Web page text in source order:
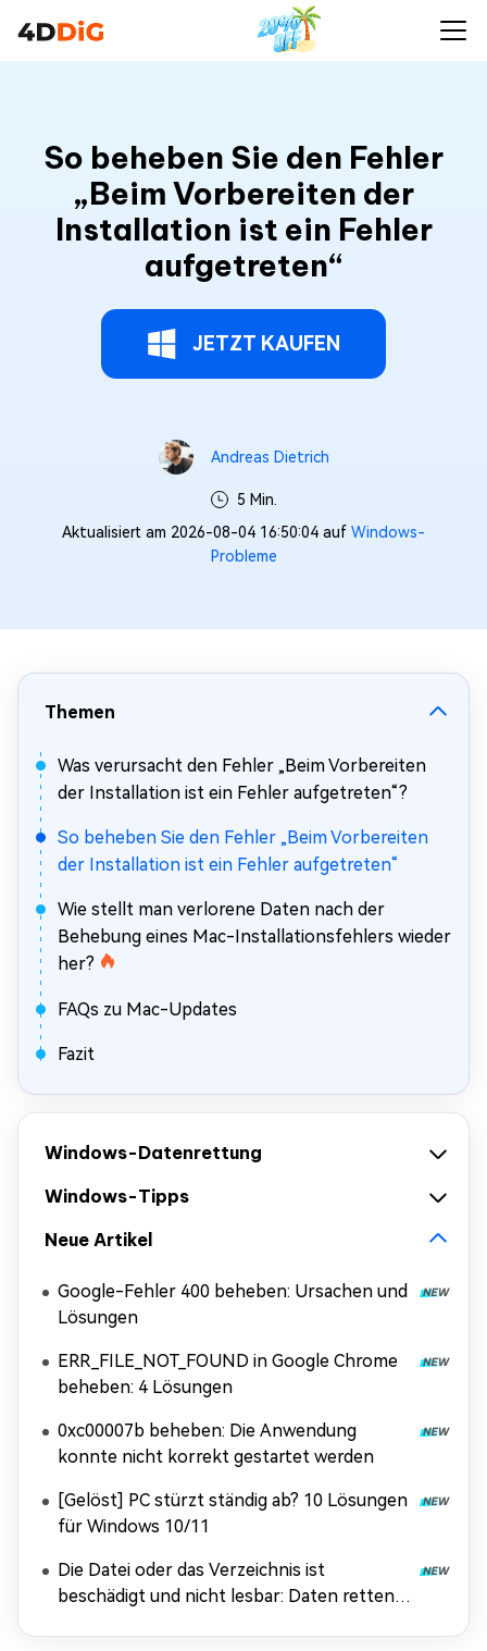
So beheben Sie den Fehler
„Beim Vorbereiten der
Installation ist ein Fehler
aufgetreten“
JETZT KAUFEN
Andreas Dietrich
5 Min.
Aktualisiert am 2026-08-04 16:50:04 auf Windows-
Probleme
Themen
Was verursacht den Fehler „Beim Vorbereiten
der Installation ist ein Fehler aufgetreten“?
So beheben Sie den Fehler „Beim Vorbereiten
der Installation ist ein Fehler aufgetreten“
Wie stellt man verlorene Daten nach der
Behebung eines Mac-Installationsfehlers wieder
her?
FAQs zu Mac-Updates
Fazit
Windows-Datenrettung
Windows-Tipps
Neue Artikel
Google-Fehler 400 beheben: Ursachen und
Lösungen
ERR_FILE_NOT_FOUND in Google Chrome
beheben: 4 Lösungen
0xc00007b beheben: Die Anwendung
konnte nicht korrekt gestartet werden
[Gelöst] PC stürzt ständig ab? 10 Lösungen
für Windows 10/11
Die Datei oder das Verzeichnis ist
beschädigt und nicht lesbar: Daten retten &